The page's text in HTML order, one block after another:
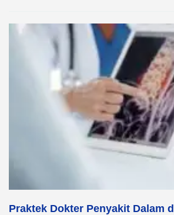
Praktek Dokter Penyakit Dalam